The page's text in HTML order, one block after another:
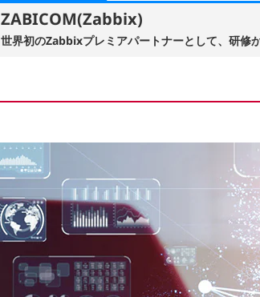
ZABICOM(Zabbix)
世界初のZabbixプレミアパートナーとして、研修